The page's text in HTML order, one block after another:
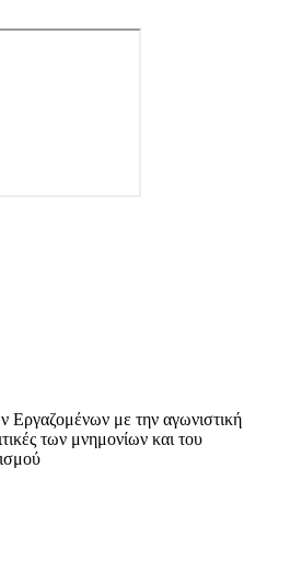
με την αγωνιστική
των μνημονίων και του